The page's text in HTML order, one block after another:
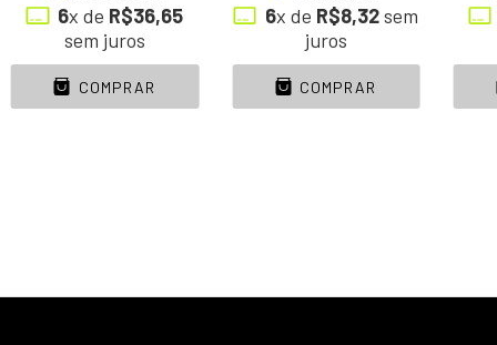
6x de R$36,65
sem juros
COMPRAR
6x de R$8,32sem
juros
COMPRAR